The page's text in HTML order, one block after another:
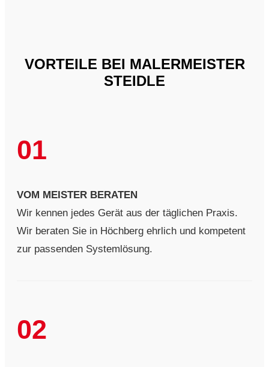
VORTEILE BEI MALERMEISTER
STEIDLE
01
VOM MEISTER BERATEN
Wir kennen jedes Gerät aus der täglichen Praxis.
Wir beraten Sie in Höchberg ehrlich und kompetent
zur passenden Systemlösung.
02